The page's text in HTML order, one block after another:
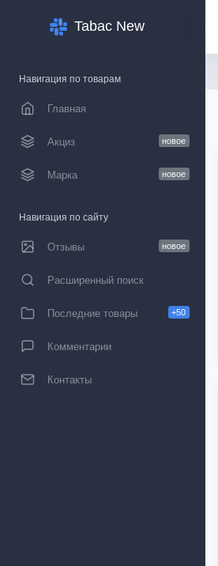
Tabac New
Навигация по товарам
Главная
Акциз новое
Марка новое
Навигация по сайту
Отзывы новое
Расширенный поиск
Последние товары +50
Комментарии
Контакты